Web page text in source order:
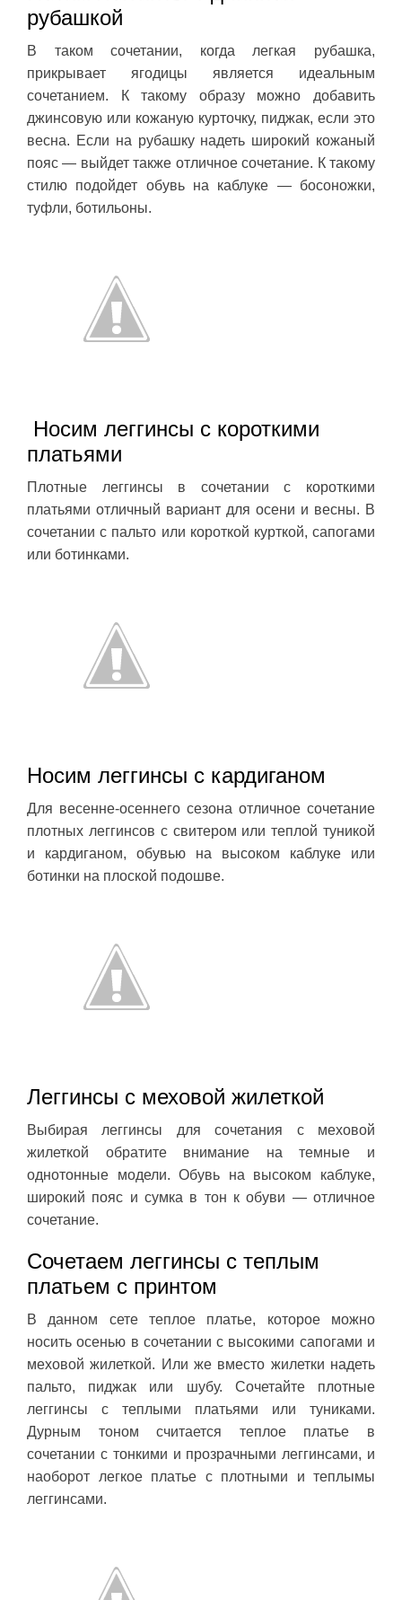
рубашкой
В таком сочетании, когда легкая рубашка,
прикрывает ягодицы является идеальным
сочетанием. К такому образу можно добавить
джинсовую или кожаную курточку, пиджак, если это
весна. Если на рубашку надеть широкий кожаный
пояс — выйдет также отличное сочетание. К такому
стилю подойдет обувь на каблуке — босоножки,
туфли, ботильоны.
Носим леггинсы с короткими
платьями
Плотные леггинсы в сочетании с короткими
платьями отличный вариант для осени и весны. В
сочетании с пальто или короткой курткой, сапогами
или ботинками.
Носим леггинсы с кардиганом
Для весенне-осеннего сезона отличное сочетание
плотных леггинсов с свитером или теплой туникой
и кардиганом, обувью на высоком каблуке или
ботинки на плоской подошве.
Леггинсы с меховой жилеткой
Выбирая леггинсы для сочетания с меховой
жилеткой обратите внимание на темные и
однотонные модели. Обувь на высоком каблуке,
широкий пояс и сумка в тон к обуви — отличное
сочетание.
Сочетаем леггинсы с теплым
платьем с принтом
В данном сете теплое платье, которое можно
носить осенью в сочетании с высокими сапогами и
меховой жилеткой. Или же вместо жилетки надеть
пальто, пиджак или шубу. Сочетайте плотные
леггинсы с теплыми платьями или туниками.
Дурным тоном считается теплое платье в
сочетании с тонкими и прозрачными леггинсами, и
наоборот легкое платье с плотными и теплымы
леггинсами.